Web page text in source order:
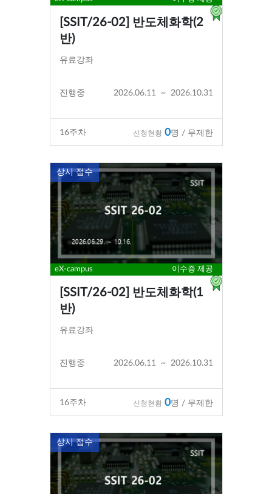
[SSIT/26-02] 반도체화학(2
반)
유료강좌
진행중 2026.06.11 ~ 2026.10.31
16주차 신청현황 0명 / 무제한
상시 접수
eX-campus 이수증 제공
[SSIT/26-02] 반도체화학(1
반)
유료강좌
진행중 2026.06.11 ~ 2026.10.31
16주차 신청현황 0명 / 무제한
상시 접수